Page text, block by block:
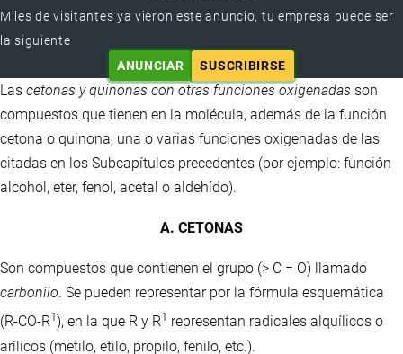
Miles de visitantes ya vieron este anuncio, tu empresa puede ser
la siguiente
ANUNCIAR
SUSCRIBIRSE
Las cetonas y quinonas con otras funciones oxigenadas son
compuestos que tienen en la molécula, además de la función
cetona o quinona, una o varias funciones oxigenadas de las
citadas en los Subcapítulos precedentes (por ejemplo: función
alcohol, eter, fenol, acetal o aldehído).
A. CETONAS
Son compuestos que contienen el grupo (> C = O) llamado
carbonilo. Se pueden representar por la fórmula esquemática
(R-CO-R1 ), en la que R y R1 representan radicales alquílicos o
arílicos (metilo, etilo, propilo, fenilo, etc.).